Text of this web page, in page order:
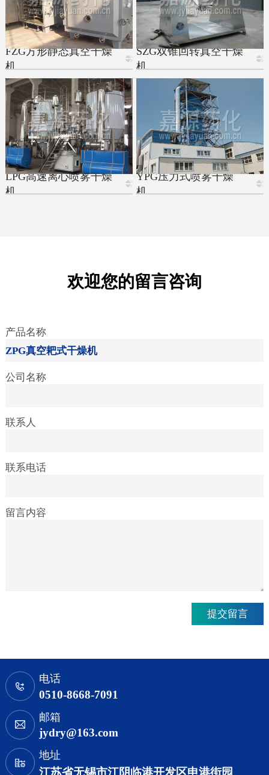
FZG方形静态真空干燥
机
SZG双锥回转真空干燥
机
LPG高速离心喷雾干燥
机
YPG压力式喷雾干燥
机
欢迎您的留言咨询
产品名称
公司名称
联系人
联系电话
留言内容
电话
0510-8668-7091
邮箱
jydry@163.com
地址
江苏省无锡市江阴临港开发区申港街园